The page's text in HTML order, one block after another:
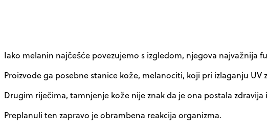
Iako melanin najčešće povezujemo s izgledom, njegova najvažnija
Proizvode ga posebne stanice kože, melanociti, koji pri izlaganju
Drugim riječima, tamnjenje kože nije znak da je ona postala
Preplanuli ten zapravo je obrambena reakcija organizma.